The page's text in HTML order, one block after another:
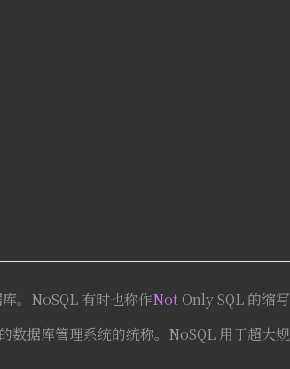
。NoSQL 有时也称作NotOnly SQL 的缩写
数据库管理系统的统称。NoSQL 用于超大